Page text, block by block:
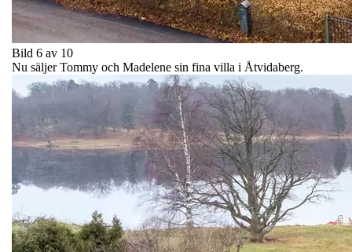
Bild 6 av 10
Nu säljer Tommy och Madelene sin fina villa i Åtvidaberg.